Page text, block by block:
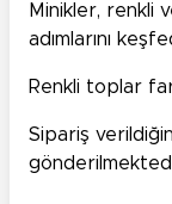
Minikler, renkli
adımlarını
Renkli toplar
Sipariş